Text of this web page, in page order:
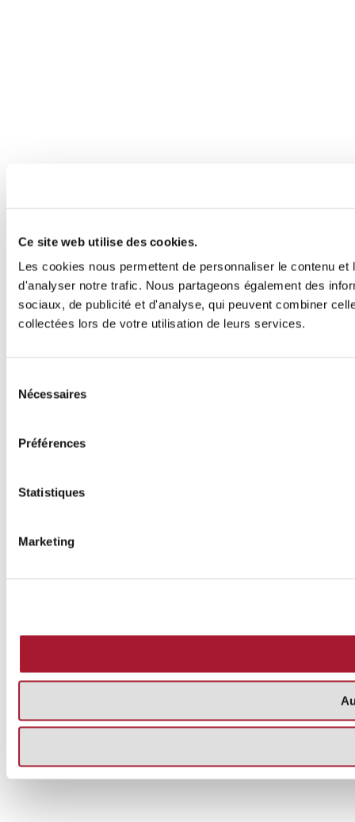
Ce site web utilise des cookies.
Les cookies nous permettent de personnaliser le contenu
d'analyser notre trafic. Nous partageons également des
sociaux, de publicité et d'analyse, qui peuvent combiner
collectées lors de votre utilisation de leurs services.
Nécessaires
Préférences
Statistiques
Marketing